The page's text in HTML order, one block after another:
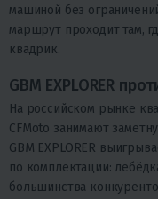
машиной без
маршрут проходит там,
квадрик.
GBM EXPLORER
На российском рынке
CFMoto занимают
GBM EXPLORER
по комплектации:
большинства